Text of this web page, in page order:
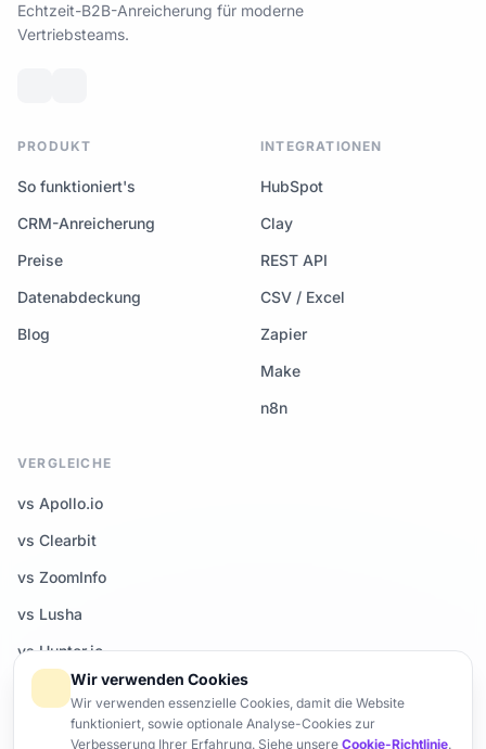
Echtzeit-B2B-Anreicherung für moderne
Vertriebsteams.
PRODUKT
So funktioniert's
CRM-Anreicherung
Preise
Datenabdeckung
Blog
INTEGRATIONEN
HubSpot
Clay
REST API
CSV / Excel
Zapier
Make
n8n
VERGLEICHE
vs Apollo.io
vs Clearbit
vs ZoomInfo
vs Lusha
vs Hunter.io
Alle Vergleiche →
Wir verwenden Cookies
Wir verwenden essenzielle Cookies, damit die Website
funktioniert, sowie optionale Analyse-Cookies zur
Verbesserung Ihrer Erfahrung. Siehe unsere Cookie-Richtlinie.